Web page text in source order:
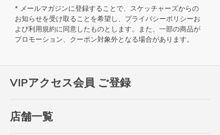
VIPアクセス会員 ご登録
店舗一覧
* メールマガジンに登録することで、スケッチャーズからの
お知らせを受け取ることを希望し、 プライバシーポリシーお
よび利用規約に同意したものとします。また、一部の商品が
プロモーション、クーポン対象外となる場合があります。